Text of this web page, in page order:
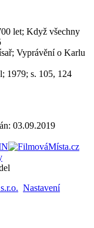
let; Když všechny
Vyprávění o Karlu
1979; s. 105, 124
03.09.2019
Nastavení